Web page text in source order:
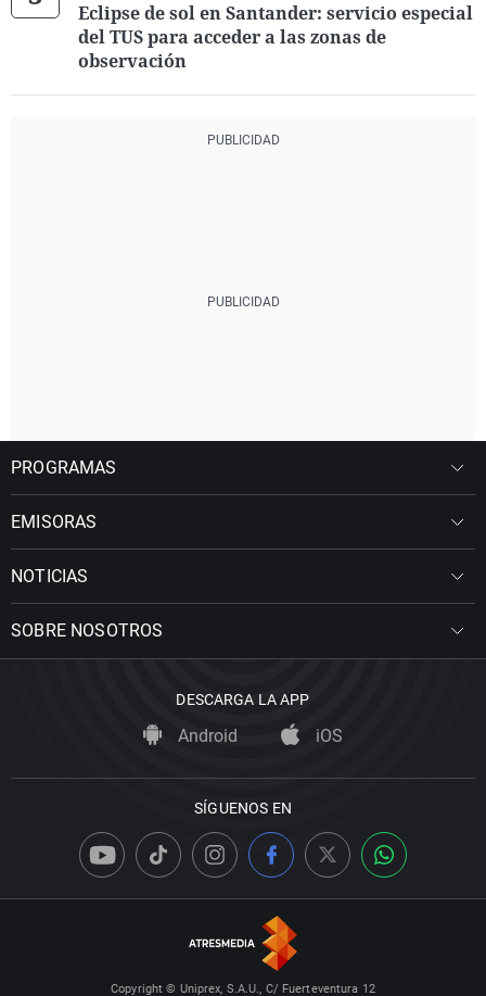
Eclipse de sol en Santander: servicio especial
del TUS para acceder a las zonas de
observación
PROGRAMAS
EMISORAS
NOTICIAS
SOBRE NOSOTROS
DESCARGA LA APP
Android iOS
SÍGUENOS EN
Copyright © Uniprex, S.A.U., C/ Fuerteventura 12